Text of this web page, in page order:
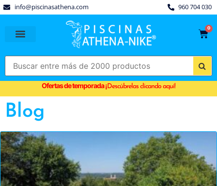
info@piscinasathena.com 960 704 030
0
Ofertas de temporada¡Descúbrelas clicando aquí!
Blog